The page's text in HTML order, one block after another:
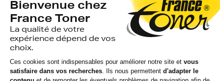
FranceToner, le spécialiste des